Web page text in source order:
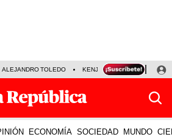
ALEJANDRO TOLEDO KENJI FUJIMORI
ECONOMÍA SOCIEDAD MUNDO